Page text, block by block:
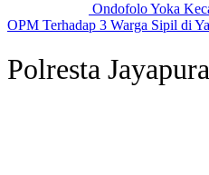
Ondofolo Yoka
OPM Terhadap 3 Warga Sipil di
Polresta